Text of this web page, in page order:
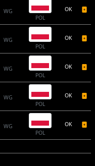
WG
POL
OK
WG
POL
OK
WG
POL
OK
WG
POL
OK
WG
POL
OK